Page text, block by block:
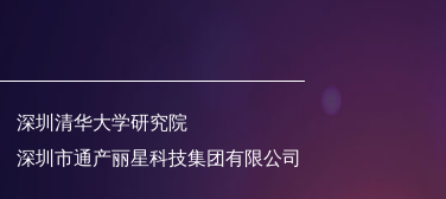
深圳清华大学研究院
深圳市通产丽星科技集团有限公司